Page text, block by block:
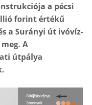
a pécsi
forint értékű
a Surányi út ivóvíz-
A
útpálya